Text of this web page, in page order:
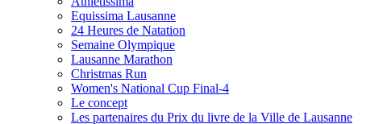
Equissima Lausanne
24 Heures de Natation
Semaine Olympique
Lausanne Marathon
Christmas Run
Women's National Cup Final-4
Le concept
Les partenaires du Prix du livre de la Ville de Lausanne